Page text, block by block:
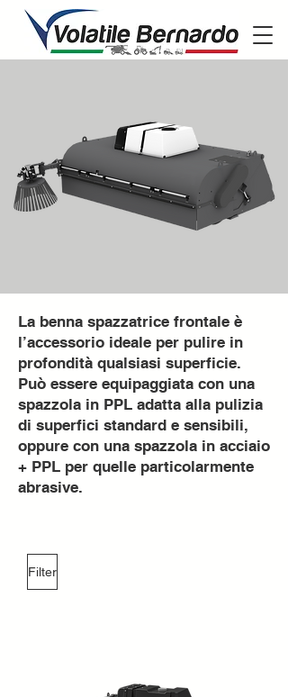
La benna spazzatrice frontale è
l’accessorio ideale per pulire in
profondità qualsiasi superficie.
Può essere equipaggiata con una
spazzola in PPL adatta alla pulizia
di superfici standard e sensibili,
oppure con una spazzola in acciaio
+ PPL per quelle particolarmente
abrasive.
Filter